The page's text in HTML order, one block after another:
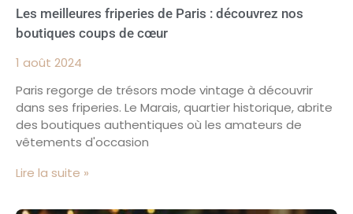
Les meilleures friperies de Paris : découvrez nos
boutiques coups de cœur
1 août 2024
Paris regorge de trésors mode vintage à découvrir
dans ses friperies. Le Marais, quartier historique, abrite
des boutiques authentiques où les amateurs de
vêtements d'occasion
Lire la suite »